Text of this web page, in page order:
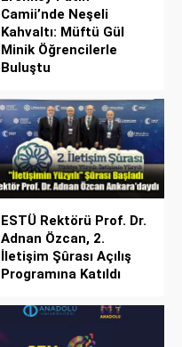
Camii’nde Neşeli
Kahvaltı: Müftü Gül
Minik Öğrencilerle
Buluştu
ESTÜ Rektörü Prof. Dr.
Adnan Özcan, 2.
İletişim Şûrası Açılış
Programına Katıldı